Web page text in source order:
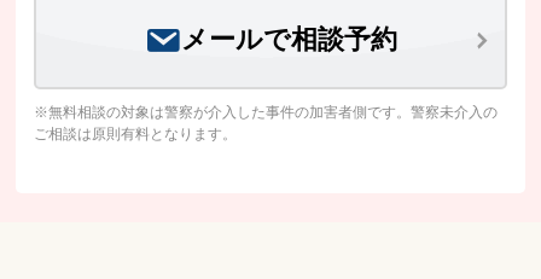
メールで相談予約
※無料相談の対象は警察が介入した事件の加害者側です。警察未介入の
ご相談は原則有料となります。